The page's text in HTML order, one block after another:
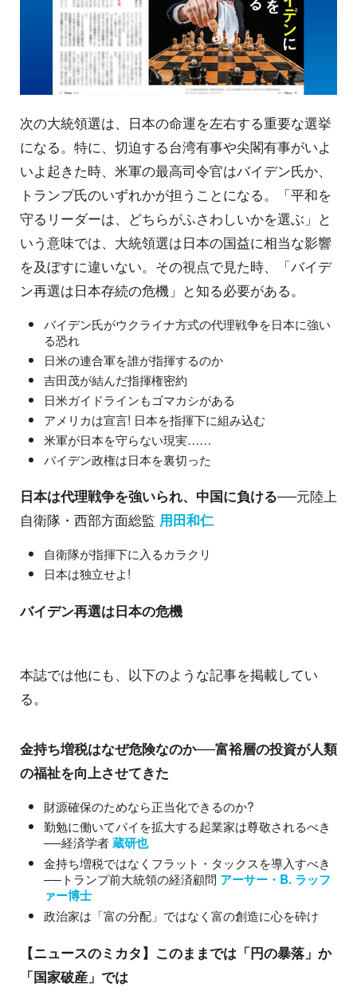
次の大統領選は、日本の命運を左右する重要な選挙
になる。特に、切迫する台湾有事や尖閣有事がいよ
いよ起きた時、米軍の最高司令官はバイデン氏か、
トランプ氏のいずれかが担うことになる。「平和を
守るリーダーは、どちらがふさわしいかを選ぶ」と
いう意味では、大統領選は日本の国益に相当な影響
を及ぼすに違いない。その視点で見た時、「バイデ
ン再選は日本存続の危機」と知る必要がある。
バイデン氏がウクライナ方式の代理戦争を日本に強い
る恐れ
日米の連合軍を誰が指揮するのか
吉田茂が結んだ指揮権密約
日米ガイドラインもゴマカシがある
アメリカは宣言! 日本を指揮下に組み込む
米軍が日本を守らない現実……
バイデン政権は日本を裏切った
日本は代理戦争を強いられ、中国に負ける──元陸上
自衛隊・西部方面総監 用田和仁
自衛隊が指揮下に入るカラクリ
日本は独立せよ!
バイデン再選は日本の危機
本誌では他にも、以下のような記事を掲載してい
る。
金持ち増税はなぜ危険なのか──富裕層の投資が人類
の福祉を向上させてきた
財源確保のためなら正当化できるのか?
勤勉に働いてパイを拡大する起業家は尊敬されるべき
──経済学者蔵研也
金持ち増税ではなくフラット・タックスを導入すべき
──トランプ前大統領の経済顧問 アーサー・B. ラッフ
ァー博士
政治家は「富の分配」ではなく富の創造に心を砕け
【ニュースのミカタ】このままでは「円の暴落」か
「国家破産」では